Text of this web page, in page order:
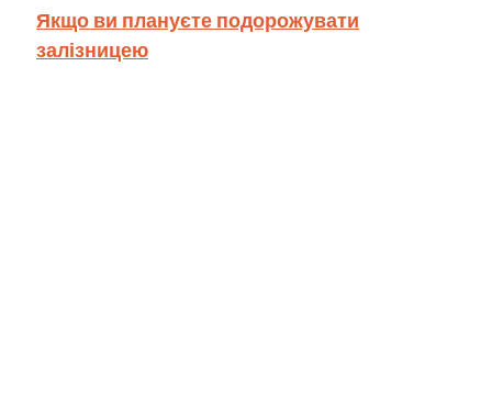
Якщо ви плануєте подорожувати
залізницею